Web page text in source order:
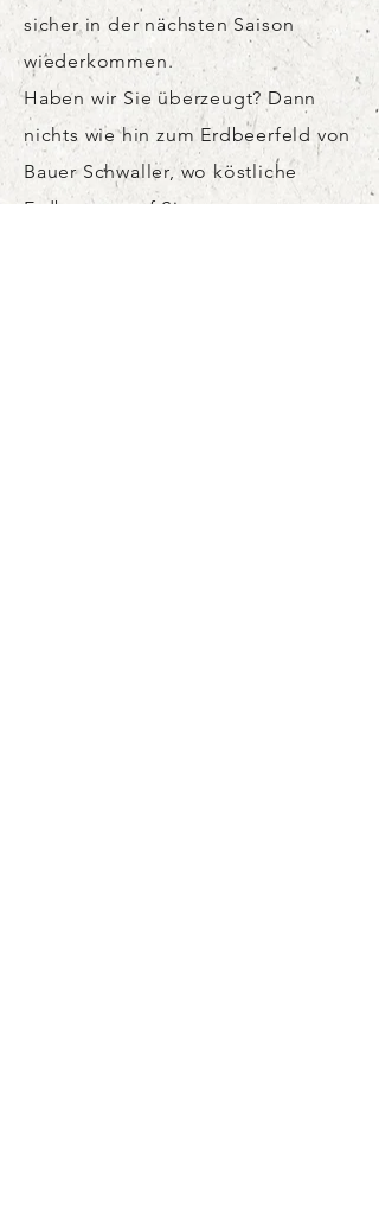
sicher in der nächsten Saison
wiederkommen.
Haben wir Sie überzeugt? Dann
nichts wie hin zum Erdbeerfeld von
Bauer Schwaller, wo köstliche
Erdbeeren auf Sie warten.